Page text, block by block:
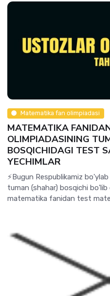
Matematika fan olimpiadasi
MATEMATIKA
OLIMPIADASINING
BOSQICHIDAGI TEST
YECHIMLAR
⚡️Bugun Respublikamiz
tuman (shahar) bosqichi
matematika fanidan test